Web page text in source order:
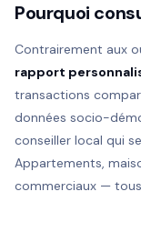
Pourquoi
Contrairement aux
rapport
transactions
données socio-
conseiller local qui
Appartements,
commerciaux —